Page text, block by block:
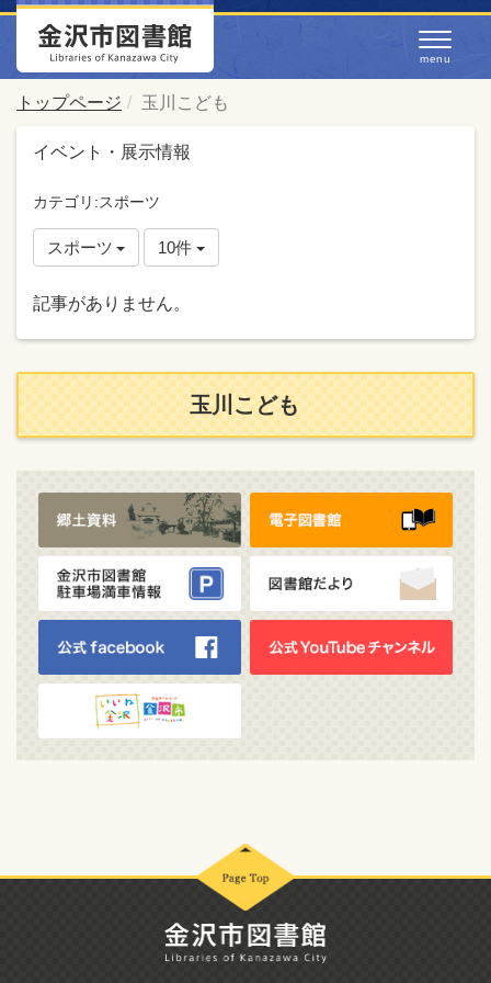
トップページ 玉川こども
イベント・展示情報
カテゴリ:スポーツ
スポーツ 10件
記事がありません。
玉川こども